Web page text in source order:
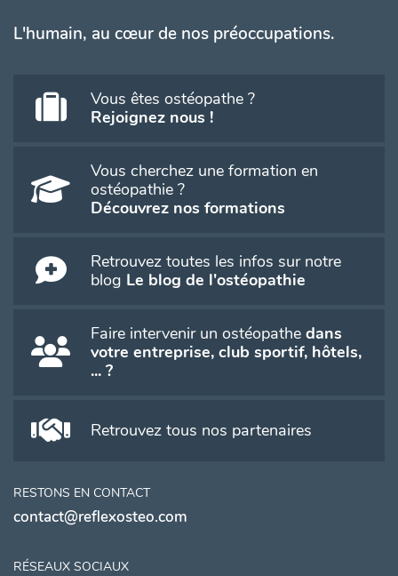
L'humain, au cœur de nos préoccupations.
Vous êtes ostéopathe ?
Rejoignez nous !
Vous cherchez une formation en
ostéopathie ?
Découvrez nos formations
Retrouvez toutes les infos sur notre
blog Le blog de l'ostéopathie
Faire intervenir un ostéopathe dans
votre entreprise, club sportif, hôtels,
... ?
Retrouvez tous nos partenaires
RESTONS EN CONTACT
contact@reflexosteo.com
RÉSEAUX SOCIAUX